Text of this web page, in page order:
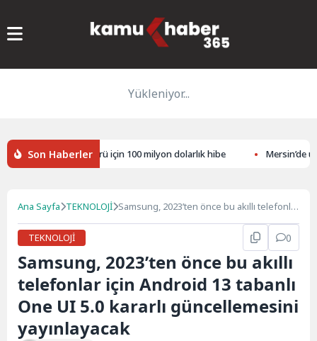
Yükleniyor...
Son Haberler
finans sektörü için 100 milyon dolarlık hibe Mersin’de
Ana Sayfa TEKNOLOJİ Samsung, 2023’ten önce bu akıllı telefonlar
TEKNOLOJİ 0
Samsung, 2023’ten önce bu akıllı
telefonlar için Android 13 tabanlı
One UI 5.0 kararlı güncellemesini
yayınlayacak